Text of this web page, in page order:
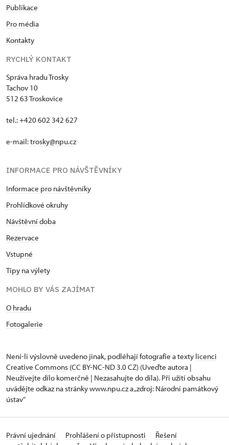
Publikace
Pro média
Kontakty
RYCHLÝ KONTAKT
Správa hradu Trosky
Tachov 10
512 63 Troskovice
tel.: +420 602 342 627
e-mail:trosky@npu.cz
INFORMACE PRO NÁVŠTĚVNÍKY
Informace pro návštěvníky
Prohlídkové okruhy
Návštěvní doba
Rezervace
Vstupné
Tipy na výlety
MOHLO BY VÁS ZAJÍMAT
O hradu
Fotogalerie
Není-li výslovně uvedeno jinak, podléhají fotografie a texty licenci
Creative Commons (CC BY-NC-ND 3.0 CZ) (Uveďte autora |
Neužívejte dílo komerčně | Nezasahujte do díla). Při užití obsahu
uvádějte odkaz na stránky www.npu.cz a „zdroj: Národní památkový
ústav“
Právní ujednání Prohlášení o přístupnosti
Řešení